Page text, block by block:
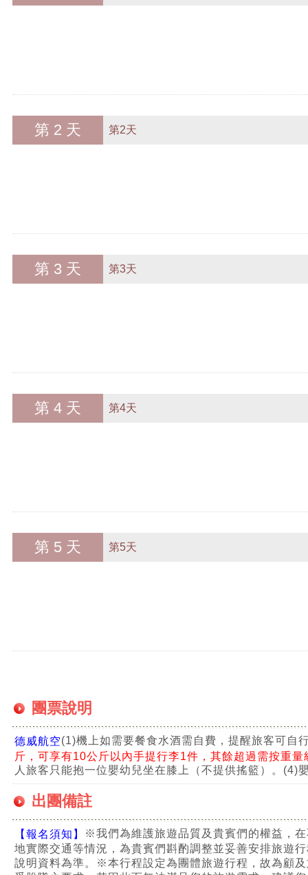
第 2 天 第2天
第 3 天 第3天
第 4 天 第4天
第 5 天 第5天
團票說明
德威航空(1)機上如需要餐食水酒需自費，提醒旅客可自
斤，可享有10公斤以內手提行李1件，其餘超過需按重量
人旅客只能抱一位嬰幼兒坐在膝上（不提供搖籃）。 (4)
出團備註
【報名須知】
※我們為維護旅遊品質及貴賓們的權益，
地實際交通等情況，為貴賓們斟酌調整並妥善安排旅遊
說明資料為準。
※本行程設定為團體旅遊行程，故為顧